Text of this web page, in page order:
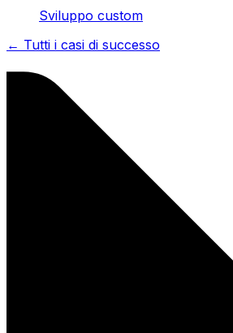
Sviluppo custom
← Tutti i casi di successo